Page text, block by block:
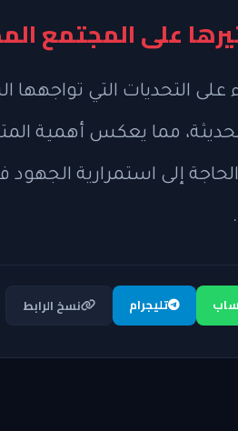
على المجتمع
التحديات التي تواجهها
مما يعكس أهمية
الحاجة إلى استمرارية
تليجرام نسخ الرابط